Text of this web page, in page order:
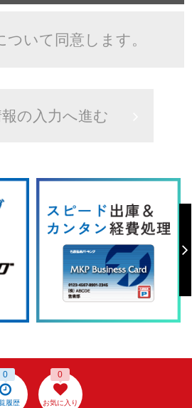
ついて同意します。
履歴
0
お気に入り
0